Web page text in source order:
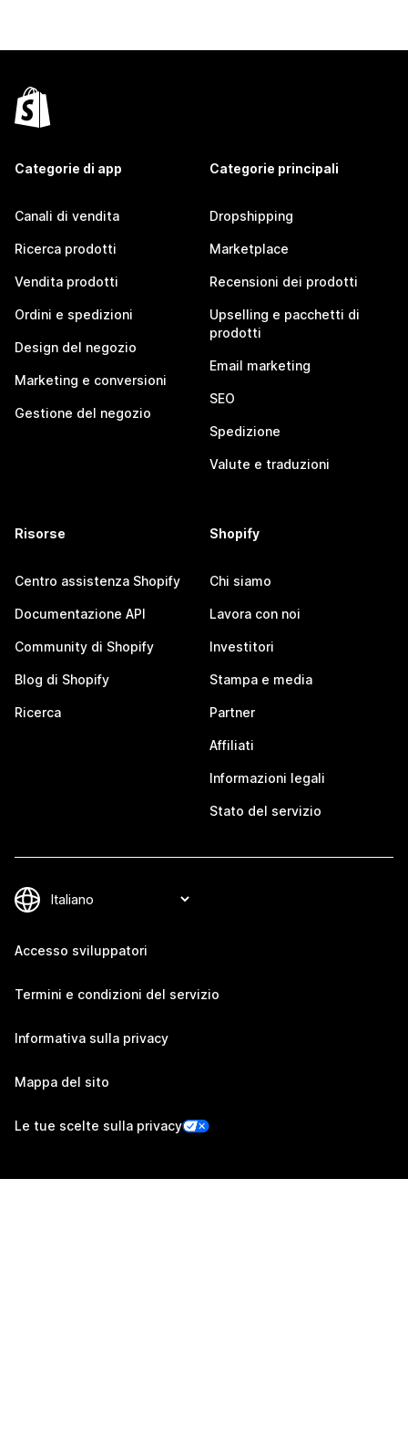
Categorie di app
Canali di vendita
Ricerca prodotti
Vendita prodotti
Ordini e spedizioni
Design del negozio
Marketing e conversioni
Gestione del negozio
Categorie principali
Dropshipping
Marketplace
Recensioni dei prodotti
Upselling e pacchetti di
prodotti
Email marketing
SEO
Spedizione
Valute e traduzioni
Risorse
Centro assistenza Shopify
Documentazione API
Community di Shopify
Blog di Shopify
Ricerca
Shopify
Chi siamo
Lavora con noi
Investitori
Stampa e media
Partner
Affiliati
Informazioni legali
Stato del servizio
Accesso sviluppatori
Termini e condizioni del servizio
Informativa sulla privacy
Mappa del sito
Le tue scelte sulla privacy